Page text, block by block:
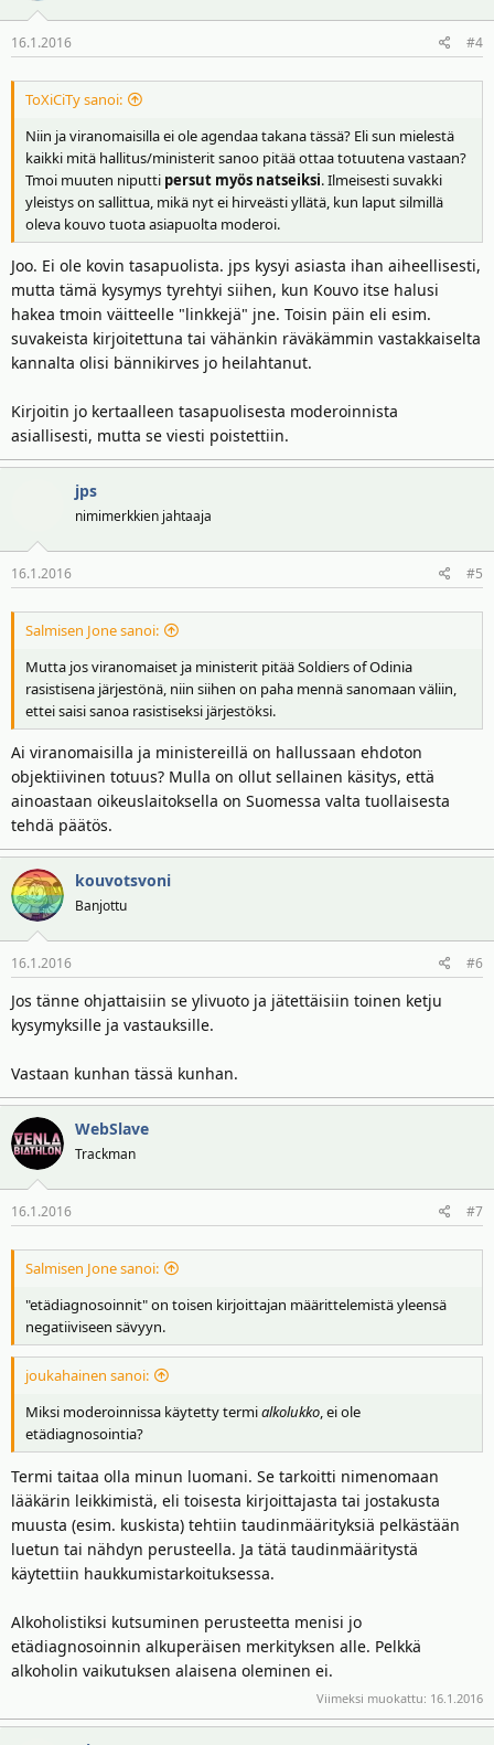
16.1.2016 #4
ToXiCiTy sanoi:
Niin ja viranomaisilla ei ole agendaa takana tässä? Eli sun mielestä
kaikki mitä hallitus/ministerit sanoo pitää ottaa totuutena vastaan?
Tmoi muuten niputti persut myös natseiksi. Ilmeisesti suvakki
yleistys on sallittua, mikä nyt ei hirveästi yllätä, kun laput silmillä
oleva kouvo tuota asiapuolta moderoi.
Joo. Ei ole kovin tasapuolista. jps kysyi asiasta ihan aiheellisesti,
mutta tämä kysymys tyrehtyi siihen, kun Kouvo itse halusi
hakea tmoin väitteelle "linkkejä" jne. Toisin päin eli esim.
suvakeista kirjoitettuna tai vähänkin räväkämmin vastakkaiselta
kannalta olisi bännikirves jo heilahtanut.
Kirjoitin jo kertaalleen tasapuolisesta moderoinnista
asiallisesti, mutta se viesti poistettiin.
jps
nimimerkkien jahtaaja
16.1.2016 #5
Salmisen Jone sanoi:
Mutta jos viranomaiset ja ministerit pitää Soldiers of Odinia
rasistisena järjestönä, niin siihen on paha mennä sanomaan väliin,
ettei saisi sanoa rasistiseksi järjestöksi.
Ai viranomaisilla ja ministereillä on hallussaan ehdoton
objektiivinen totuus? Mulla on ollut sellainen käsitys, että
ainoastaan oikeuslaitoksella on Suomessa valta tuollaisesta
tehdä päätös.
kouvotsvoni
Banjottu
16.1.2016 #6
Jos tänne ohjattaisiin se ylivuoto ja jätettäisiin toinen ketju
kysymyksille ja vastauksille.
Vastaan kunhan tässä kunhan.
WebSlave
Trackman
16.1.2016 #7
Salmisen Jone sanoi:
"etädiagnosoinnit" on toisen kirjoittajan määrittelemistä yleensä
negatiiviseen sävyyn.
joukahainen sanoi:
Miksi moderoinnissa käytetty termialkolukko, ei ole
etädiagnosointia?
Termi taitaa olla minun luomani. Se tarkoitti nimenomaan
lääkärin leikkimistä, eli toisesta kirjoittajasta tai jostakusta
muusta (esim. kuskista) tehtiin taudinmäärityksiä pelkästään
luetun tai nähdyn perusteella. Ja tätä taudinmääritystä
käytettiin haukkumistarkoituksessa.
Alkoholistiksi kutsuminen perusteetta menisi jo
etädiagnosoinnin alkuperäisen merkityksen alle. Pelkkä
alkoholin vaikutuksen alaisena oleminen ei.
Viimeksi muokattu: 16.1.2016